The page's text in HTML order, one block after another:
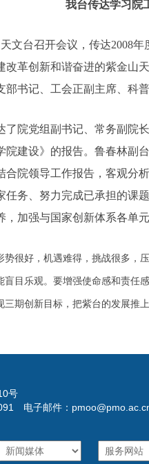
我台传达学习院
台召开会议，传达2008年
改革创新和谐奋进的紫金山
书记、工会正副主席、科
党组副书记、常务副院
院建设》的报告。鲁春林副
合院领导工作报告，客观分
任务、努力完成已承担的课
加强与国家创新体系各单
好，机遇难得，挑战很多，
目乐观。要增强使命感和责任
期创新目标，把紫台的发展推
号
电子邮件：